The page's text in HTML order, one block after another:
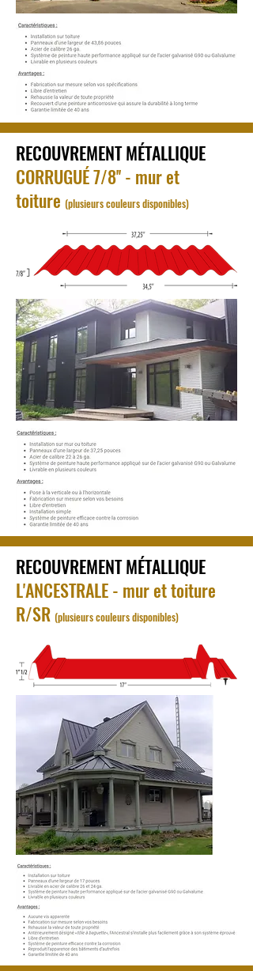
RECOUVREMENT MÉTALLIQUE
CORRUGUÉ 7/8'' - mur et
toiture (plusieurs couleurs disponibles)
RECOUVREMENT MÉTALLIQUE
L'ANCESTRALE - mur et toiture
R/SR (plusieurs couleurs disponibles)